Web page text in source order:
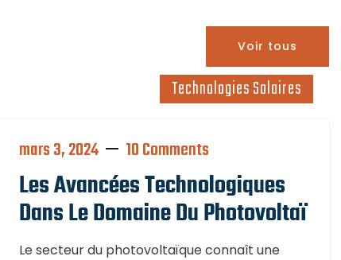
Voir tous
Technologies Solaires
mars 3, 2024 10 Comments
Les Avancées Technologiques
Dans Le Domaine Du Photovoltaï
Le secteur du photovoltaïque connaît une